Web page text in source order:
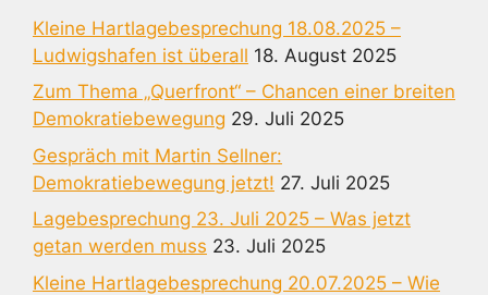
Kleine Hartlagebesprechung 18.08.2025 –
Ludwigshafen ist überall 18. August 2025
Zum Thema „Querfront“ – Chancen einer breiten
Demokratiebewegung 29. Juli 2025
Gespräch mit Martin Sellner:
Demokratiebewegung jetzt! 27. Juli 2025
Lagebesprechung 23. Juli 2025 – Was jetzt
getan werden muss 23. Juli 2025
Kleine Hartlagebesprechung 20.07.2025 – Wie